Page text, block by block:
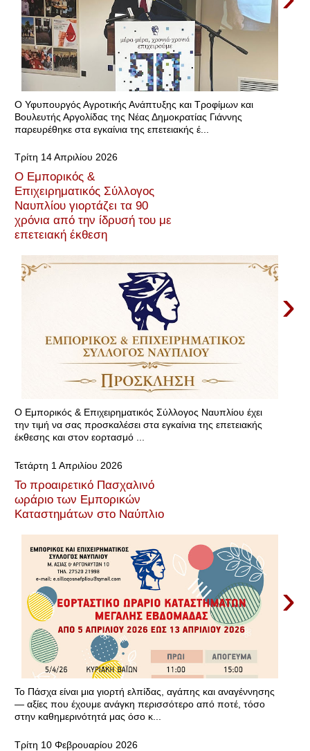
Ο Υφυπουργός Αγροτικής Ανάπτυξης και Τροφίμων και
Βουλευτής Αργολίδας της Νέας Δημοκρατίας Γιάννης
παρευρέθηκε στα εγκαίνια της επετειακής έ...
Τρίτη 14 Απριλίου 2026
Ο Εμπορικός &
Επιχειρηματικός Σύλλογος
Ναυπλίου γιορτάζει τα 90
χρόνια από την ίδρυσή του με
επετειακή έκθεση
›
Ο Εμπορικός & Επιχειρηματικός Σύλλογος Ναυπλίου έχει
την τιμή να σας προσκαλέσει στα εγκαίνια της επετειακής
έκθεσης και στον εορτασμό ...
Τετάρτη 1 Απριλίου 2026
Το προαιρετικό Πασχαλινό
ωράριο των Εμπορικών
Καταστημάτων στο Ναύπλιο
›
Το Πάσχα είναι μια γιορτή ελπίδας, αγάπης και αναγέννησης
— αξίες που έχουμε ανάγκη περισσότερο από ποτέ, τόσο
στην καθημερινότητά μας όσο κ...
Τρίτη 10 Φεβρουαρίου 2026